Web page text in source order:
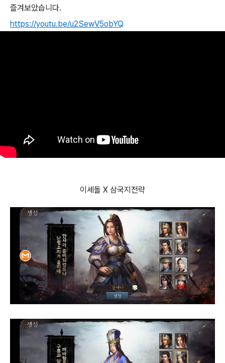
즐겨보았습니다.
https://youtu.be/u2SewV5obYQ
이세돌 X 삼국지전략